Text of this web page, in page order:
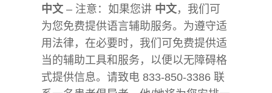
中文 – 注意：如果您讲 中文，我们可
为您免费提供语言辅助服务。为遵守适
用法律，在必要时，我们可免费提供适
当的辅助工具和服务，以便以无障碍格
式提供信息。请致电 833-850-3386 联